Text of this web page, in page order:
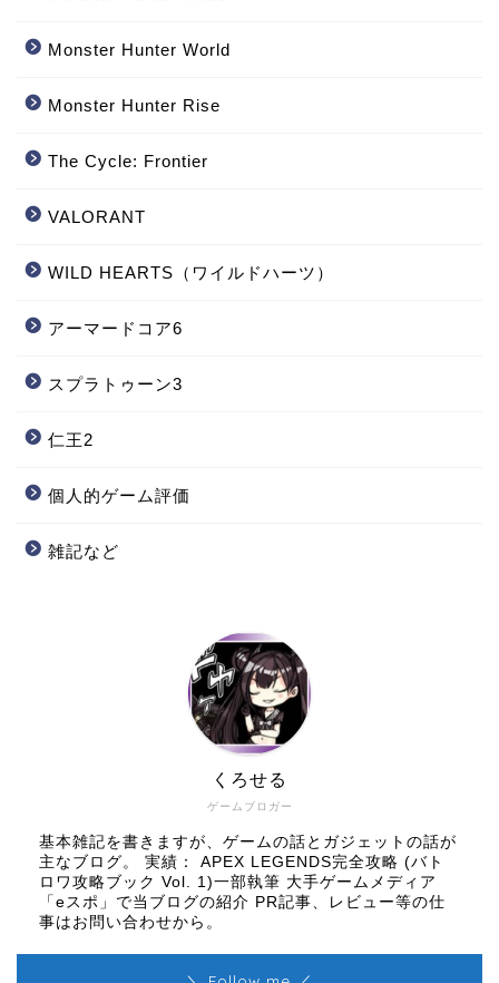
Monster Hunter World
‎Monster Hunter Rise
The Cycle: Frontier
VALORANT
WILD HEARTS（ワイルドハーツ）
アーマードコア6
スプラトゥーン3
仁王2
個人的ゲーム評価
雑記など
ゲームブロガー
くろせる
基本雑記を書きますが、ゲームの話とガジェットの話が
主なブログ。 実績： APEX LEGENDS完全攻略 (バト
ロワ攻略ブック Vol. 1)一部執筆 大手ゲームメディア
「eスポ」で当ブログの紹介 PR記事、レビュー等の仕
事はお問い合わせから。